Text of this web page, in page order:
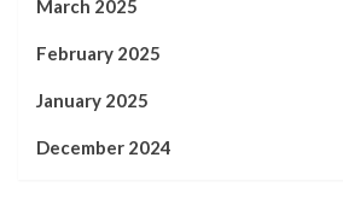
March 2025
February 2025
January 2025
December 2024